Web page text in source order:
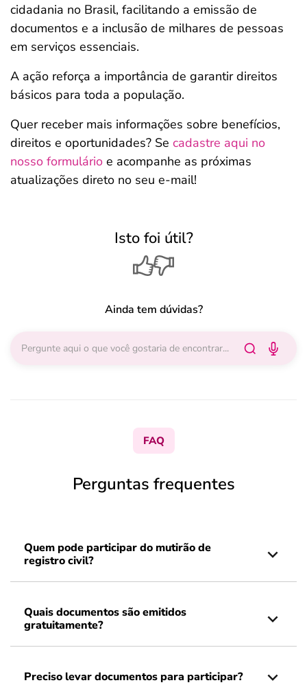
cidadania no Brasil, facilitando a emissão de
documentos e a inclusão de milhares de pessoas
em serviços essenciais.
A ação reforça a importância de garantir direitos
básicos para toda a população.
Quer receber mais informações sobre benefícios,
direitos e oportunidades? Se cadastre aqui no
nosso formulário e acompanhe as próximas
atualizações direto no seu e-mail!
Isto foi útil?
Ainda tem dúvidas?
FAQ
Perguntas frequentes
Quem pode participar do mutirão de
registro civil?
Quais documentos são emitidos
gratuitamente?
Preciso levar documentos para participar?